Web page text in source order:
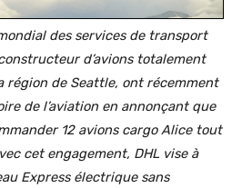
des services de transport
d’avions totalement
région de Seattle, ont récemment
de l’aviation en annonçant que
12 avions cargo Alice tout
cet engagement, DHL vise à
Express électrique sans